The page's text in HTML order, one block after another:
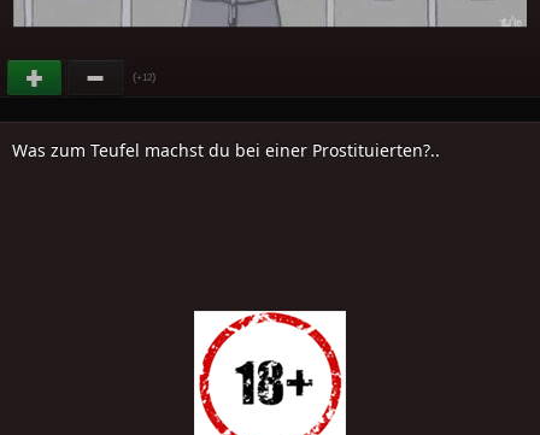
(+12)
Was zum Teufel machst du bei einer Prostituierten?..